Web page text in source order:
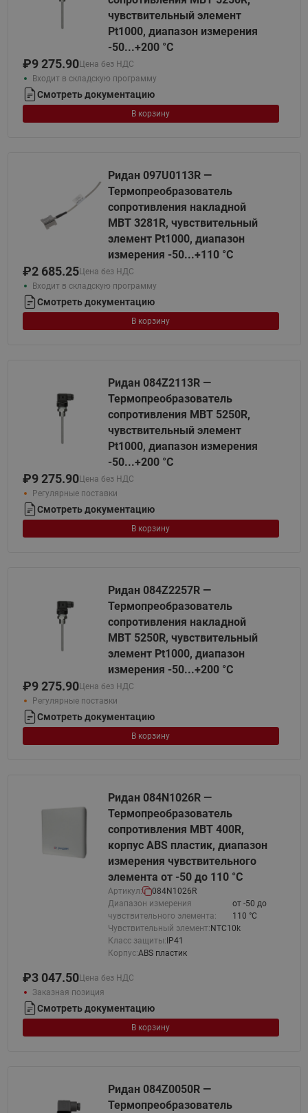
чувствительный элемент
Pt1000, диапазон измерения
-50...+200 °С
₽9 275.90Цена без НДС
Входит в складскую программу
Смотреть документацию
В корзину
Ридан 097U0113R —
Термопреобразователь
сопротивления накладной
MBT 3281R, чувствительный
элемент Pt1000, диапазон
измерения -50...+110 °С
₽2 685.25Цена без НДС
Входит в складскую программу
Смотреть документацию
В корзину
Ридан 084Z2113R —
Термопреобразователь
сопротивления MBT 5250R,
чувствительный элемент
Pt1000, диапазон измерения
-50...+200 °С
₽9 275.90Цена без НДС
Регулярные поставки
Смотреть документацию
В корзину
Ридан 084Z2257R —
Термопреобразователь
сопротивления накладной
MBT 5250R, чувствительный
элемент Pt1000, диапазон
измерения -50...+200 °С
₽9 275.90Цена без НДС
Регулярные поставки
Смотреть документацию
В корзину
Ридан 084N1026R —
Термопреобразователь
сопротивления MBT 400R,
корпус ABS пластик, диапазон
измерения чувствительного
элемента от -50 до 110 °C
Артикул:
084N1026R
Диапазон измерения
чувствительного элемента:
от -50 до
110 °C
Чувствительный элемент: NTC10k
Класс защиты: IP41
Корпус:ABS пластик
₽3 047.50Цена без НДС
Заказная позиция
Смотреть документацию
В корзину
Ридан 084Z0050R —
Термопреобразователь